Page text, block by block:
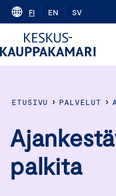
Skip
content
FI EN SV
ETUSIVU › PALVELUT ›
palkita